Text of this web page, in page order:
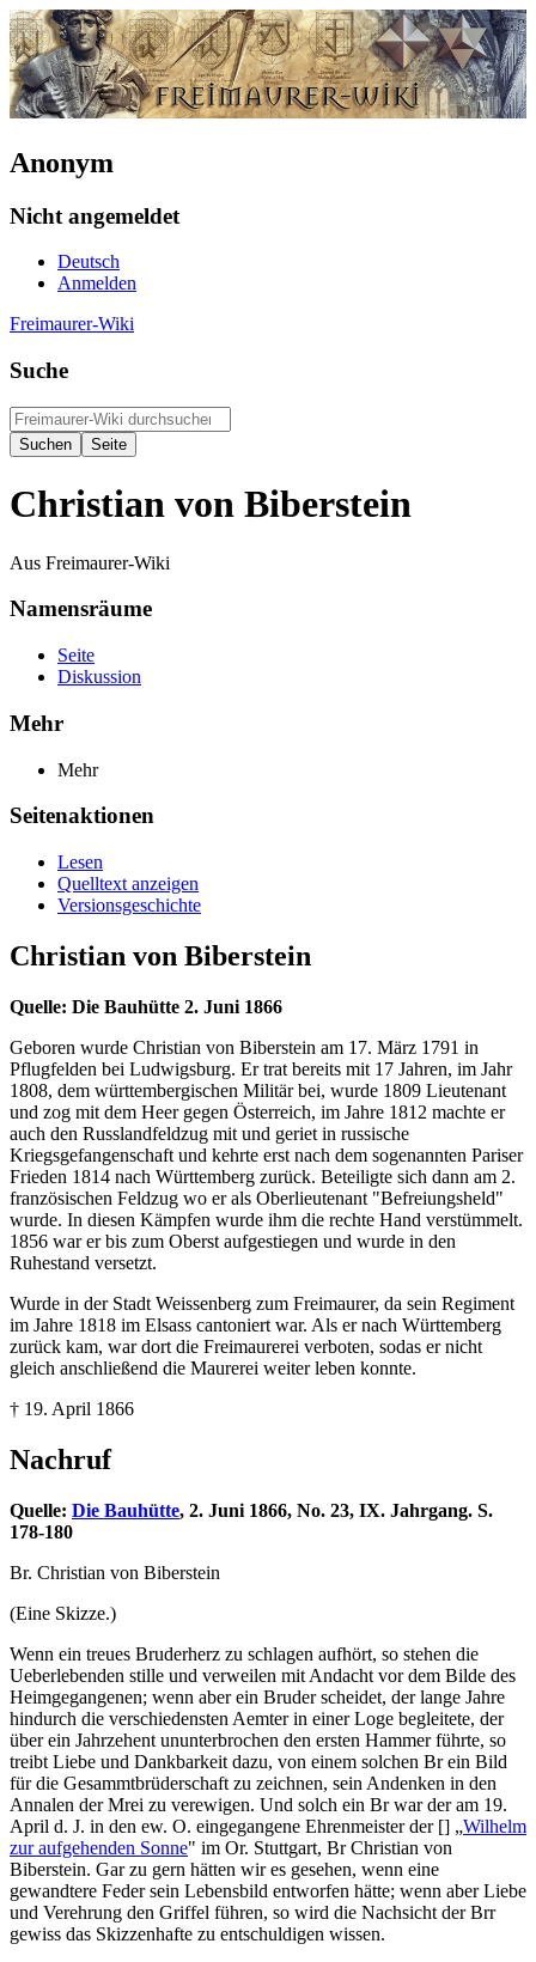
Anonym
Nicht angemeldet
Deutsch
Anmelden
Freimaurer-Wiki
Suche
Christian von Biberstein
Aus Freimaurer-Wiki
Namensräume
Seite
Diskussion
Mehr
Mehr
Seitenaktionen
Lesen
Quelltext anzeigen
Versionsgeschichte
Christian von Biberstein
Quelle: Die Bauhütte 2. Juni 1866
Geboren wurde Christian von Biberstein am 17. März 1791 in
Pflugfelden bei Ludwigsburg. Er trat bereits mit 17 Jahren, im Jahr
1808, dem württembergischen Militär bei, wurde 1809 Lieutenant
und zog mit dem Heer gegen Österreich, im Jahre 1812 machte er
auch den Russlandfeldzug mit und geriet in russische
Kriegsgefangenschaft und kehrte erst nach dem sogenannten Pariser
Frieden 1814 nach Württemberg zurück. Beteiligte sich dann am 2.
französischen Feldzug wo er als Oberlieutenant "Befreiungsheld"
wurde. In diesen Kämpfen wurde ihm die rechte Hand verstümmelt.
1856 war er bis zum Oberst aufgestiegen und wurde in den
Ruhestand versetzt.
Wurde in der Stadt Weissenberg zum Freimaurer, da sein Regiment
im Jahre 1818 im Elsass cantoniert war. Als er nach Württemberg
zurück kam, war dort die Freimaurerei verboten, sodas er nicht
gleich anschließend die Maurerei weiter leben konnte.
† 19. April 1866
Nachruf
Quelle: Die Bauhütte, 2. Juni 1866, No. 23, IX. Jahrgang. S.
178-180
Br. Christian von Biberstein
(Eine Skizze.)
Wenn ein treues Bruderherz zu schlagen aufhört, so stehen die
Ueberlebenden stille und verweilen mit Andacht vor dem Bilde des
Heimgegangenen; wenn aber ein Bruder scheidet, der lange Jahre
hindurch die verschiedensten Aemter in einer Loge begleitete, der
über ein Jahrzehent ununterbrochen den ersten Hammer führte, so
treibt Liebe und Dankbarkeit dazu, von einem solchen Br ein Bild
für die Gesammtbrüderschaft zu zeichnen, sein Andenken in den
Annalen der Mrei zu verewigen. Und solch ein Br war der am 19.
April d. J. in den ew. O. eingegangene Ehrenmeister der [] „Wilhelm
zur aufgehenden Sonne" im Or. Stuttgart, Br Christian von
Biberstein. Gar zu gern hätten wir es gesehen, wenn eine
gewandtere Feder sein Lebensbild entworfen hätte; wenn aber Liebe
und Verehrung den Griffel führen, so wird die Nachsicht der Brr
gewiss das Skizzenhafte zu entschuldigen wissen.